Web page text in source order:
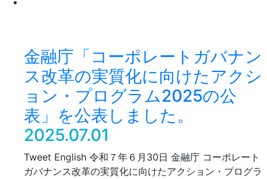
金融庁「コーポレートガバナン
ス改革の実質化に向けたアクシ
ョン・プログラム2025の公
表」を公表しました。
2025.07.01
Tweet English 令和７年６月30日 金融庁 コーポレート
ガバナンス改革の実質化に向けたアクション・プログラ